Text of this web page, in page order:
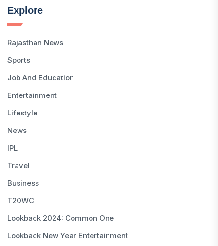
Explore
Rajasthan News
Sports
Job And Education
Entertainment
Lifestyle
News
IPL
Travel
Business
T20WC
Lookback 2024: Common One
Lookback New Year Entertainment